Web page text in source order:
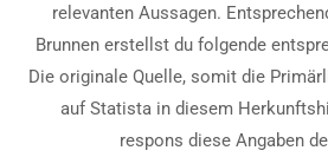
relevanten Aussagen.
Brunnen erstellst du folgende
Die originale Quelle, somit die
auf Statista in diesem
respons diese Angaben